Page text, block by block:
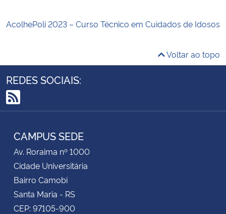
AcolhePoli 2023 – Curso Técnico em Cuidados de Idosos
Voltar ao topo
REDES SOCIAIS:
RSS
CAMPUS SEDE
Av. Roraima nº 1000
Cidade Universitária
Bairro Camobi
Santa Maria - RS
CEP: 97105-900